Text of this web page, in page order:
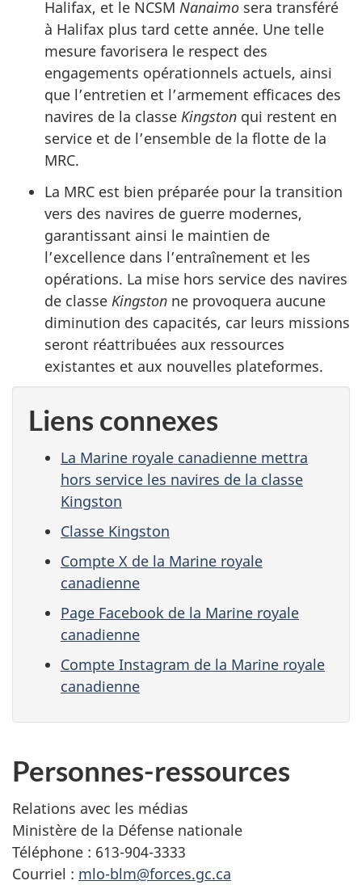
Halifax, et le NCSM Nanaimo sera transféré
à Halifax plus tard cette année. Une telle
mesure favorisera le respect des
engagements opérationnels actuels, ainsi
que l’entretien et l’armement efficaces des
navires de la classe Kingston qui restent en
service et de l’ensemble de la flotte de la
MRC.
La MRC est bien préparée pour la transition
vers des navires de guerre modernes,
garantissant ainsi le maintien de
l’excellence dans l’entraînement et les
opérations. La mise hors service des navires
de classe Kingston ne provoquera aucune
diminution des capacités, car leurs missions
seront réattribuées aux ressources
existantes et aux nouvelles plateformes.
Liens connexes
La Marine royale canadienne mettra
hors service les navires de la classe
Kingston
Classe Kingston
Compte X de la Marine royale
canadienne
Page Facebook de la Marine royale
canadienne
Compte Instagram de la Marine royale
canadienne
Personnes-ressources
Relations avec les médias
Ministère de la Défense nationale
Téléphone : 613-904-3333
Courriel : mlo-blm@forces.gc.ca